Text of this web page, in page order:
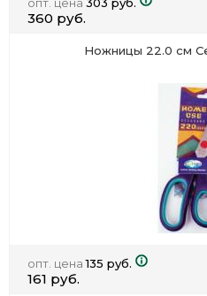
360 руб.
Ножницы 22.0 см
опт. цена135 руб.
161 руб.